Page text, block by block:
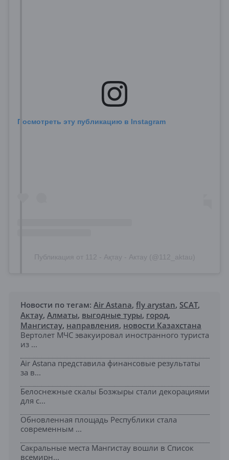
Посмотреть эту публикацию в Instagram
Публикация от 112 - Ақтау - Актау (@112_aktau)
Новости по тегам: Air Astana, fly arystan, SCAT,
Актау, Алматы, выгодные туры, город,
Мангистау, направления, новости Казахстана
Вертолет МЧС эвакуировал иностранного туриста
из ...
Air Astana представила финансовые результаты
за в...
Белоснежные скалы Бозжыры стали декорациями
для с...
Обновленная площадь Республики стала
современным ...
Сакральные места Мангистау вошли в Список
всемирн...